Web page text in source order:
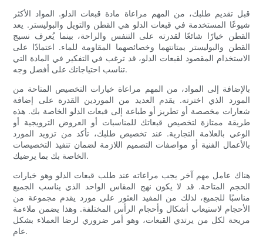
قبل تقديم طلبك، من المهم مراعاة مادة قبعات الدلو. المواد الأكثر
شيوعًا المستخدمة في قبعات الدلو هي القطن والتويل والبوليستر. يعد
القطن خيارًا شائعًا لقدرته على التنفس والراحة، بينما يُعرف نسيج
القطن والبوليستر بمتانتهما وخصائصهما المقاومة للماء. اعتمادًا على
الاستخدام المقصود لقبعات الدلو، قد ترغب في التفكير في المادة التي
تناسب احتياجاتك على أفضل وجه.
بالإضافة إلى المواد، من المهم مراعاة خيارات التخصيص المتاحة من
المورد الذي اخترته. يقدم العديد من الموردين القدرة على إضافة
شعارات مخصصة أو تطريز أو طباعة إلى قبعات الدلو الخاصة بك. هذه
طريقة ممتازة لتخصيص قبعاتك للمناسبات أو العروض الترويجية أو
الوعي بالعلامة التجارية. عند تخصيص طلبك، تأكد من تزويد المورد
بالأعمال الفنية أو مواصفات التصميم اللازمة لضمان تنفيذ التخصيصات
الخاصة بك بما يرضيك.
هناك عامل مهم آخر يجب مراعاته عند طلب قبعات الدلو وهو خيارات
الحجم المتاحة. قد لا يكون نهج المقاس الواحد الذي يناسب الجميع
مناسبًا للجميع، لذلك من المفيد العثور على مورد يقدم مجموعة من
الأحجام لاستيعاب أشكال وأحجام الرأس المختلفة. وهذا يضمن ملاءمة
مريحة لكل من يرتدي القبعات، وهو أمر ضروري لرضا العملاء بشكل
عام.